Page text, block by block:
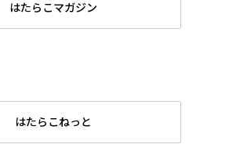
はたらこマガジン
はたらこねっと